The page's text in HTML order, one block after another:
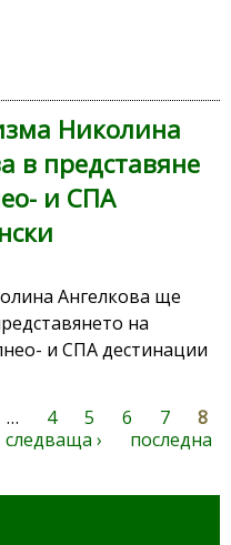
Николина
в представяне
и СПА
Ангелкова ще
на
и СПА дестинации
… 4 5 6 7
8
следваща ›
последна